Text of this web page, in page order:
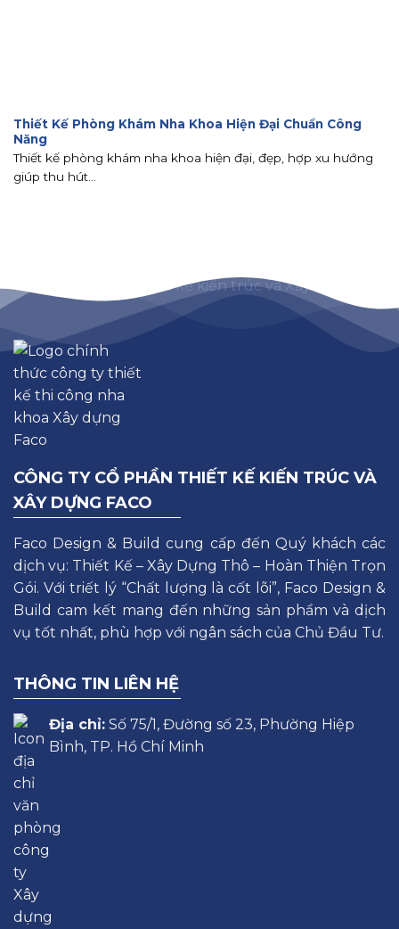
Thiết Kế Phòng Khám Nha Khoa Hiện Đại Chuẩn Công
Năng
Thiết kế phòng khám nha khoa hiện đại, đẹp, hợp xu hướng
giúp thu hút...
CÔNG TY CỔ PHẦN THIẾT KẾ KIẾN TRÚC VÀ
XÂY DỰNG FACO
Faco Design & Build cung cấp đến Quý khách các
dịch vụ: Thiết Kế – Xây Dựng Thô – Hoàn Thiện Trọn
Gói. Với triết lý “Chất lượng là cốt lõi”, Faco Design &
Build cam kết mang đến những sản phẩm và dịch
vụ tốt nhất, phù hợp với ngân sách của Chủ Đầu Tư.
THÔNG TIN LIÊN HỆ
Địa chỉ: Số 75/1, Đường số 23, Phường Hiệp
Bình, TP. Hồ Chí Minh